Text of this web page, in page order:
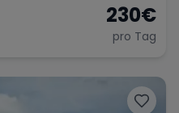
230€
pro Tag